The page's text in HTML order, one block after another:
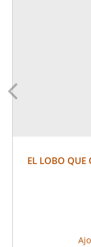
EL LOBO QUE